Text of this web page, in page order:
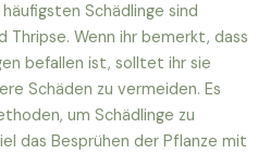
Schädlinge sind
Thripse. Wenn ihr bemerkt, dass
befallen ist, solltet ihr sie
Schäden zu vermeiden. Es
um Schädlinge zu
das Besprühen der Pflanze mit